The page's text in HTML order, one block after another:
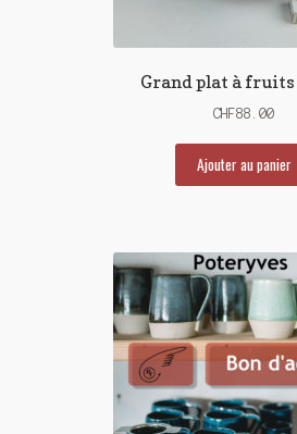
Grand plat à fruits
CHF88.00
Ajouter au panier